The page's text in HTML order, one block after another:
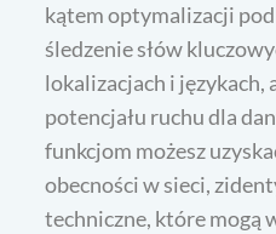
kątem optymalizacji
śledzenie słów
lokalizacjach i językach,
potencjału ruchu dla
funkcjom możesz
obecności w sieci,
techniczne, które mogą